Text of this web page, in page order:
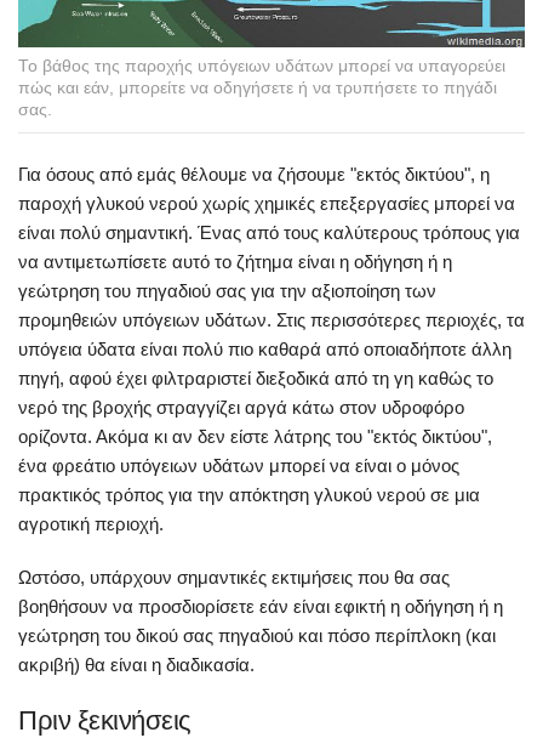
Το βάθος της παροχής υπόγειων υδάτων μπορεί να υπαγορεύει
πώς και εάν, μπορείτε να οδηγήσετε ή να τρυπήσετε το πηγάδι
σας.
Για όσους από εμάς θέλουμε να ζήσουμε "εκτός δικτύου", η
παροχή γλυκού νερού χωρίς χημικές επεξεργασίες μπορεί να
είναι πολύ σημαντική. Ένας από τους καλύτερους τρόπους για
να αντιμετωπίσετε αυτό το ζήτημα είναι η οδήγηση ή η
γεώτρηση του πηγαδιού σας για την αξιοποίηση των
προμηθειών υπόγειων υδάτων. Στις περισσότερες περιοχές, τα
υπόγεια ύδατα είναι πολύ πιο καθαρά από οποιαδήποτε άλλη
πηγή, αφού έχει φιλτραριστεί διεξοδικά από τη γη καθώς το
νερό της βροχής στραγγίζει αργά κάτω στον υδροφόρο
ορίζοντα. Ακόμα κι αν δεν είστε λάτρης του "εκτός δικτύου",
ένα φρεάτιο υπόγειων υδάτων μπορεί να είναι ο μόνος
πρακτικός τρόπος για την απόκτηση γλυκού νερού σε μια
αγροτική περιοχή.
Ωστόσο, υπάρχουν σημαντικές εκτιμήσεις που θα σας
βοηθήσουν να προσδιορίσετε εάν είναι εφικτή η οδήγηση ή η
γεώτρηση του δικού σας πηγαδιού και πόσο περίπλοκη (και
ακριβή) θα είναι η διαδικασία.
Πριν ξεκινήσεις